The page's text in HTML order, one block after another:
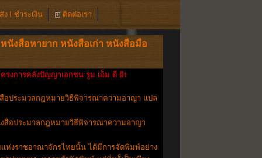
l ชำระเงิน ติดต่อเรา
งสือหายาก หนังสือเก่า หนังสือมือ
ารคลังปัญญาเอกชน รูม เอ็ม ดี ยินดีต้อนรับเข้าสู่ www.RoomMD.com หนังสือเ
อประมวลกฎหมายวิธีพิจารณาความอาญา แปล
สือประมวลกฎหมายวิธีพิจารณาความอาญา
ห่งราชอาณาจักรไทยนั้น ได้มีการจัดพิมพ์อย่าง